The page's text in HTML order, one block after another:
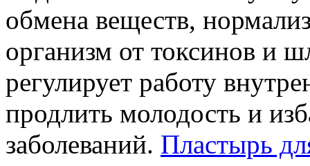
обмена веществ,
организм от токсинов и
регулирует работу
продлить молодость и
заболеваний. Пластырь